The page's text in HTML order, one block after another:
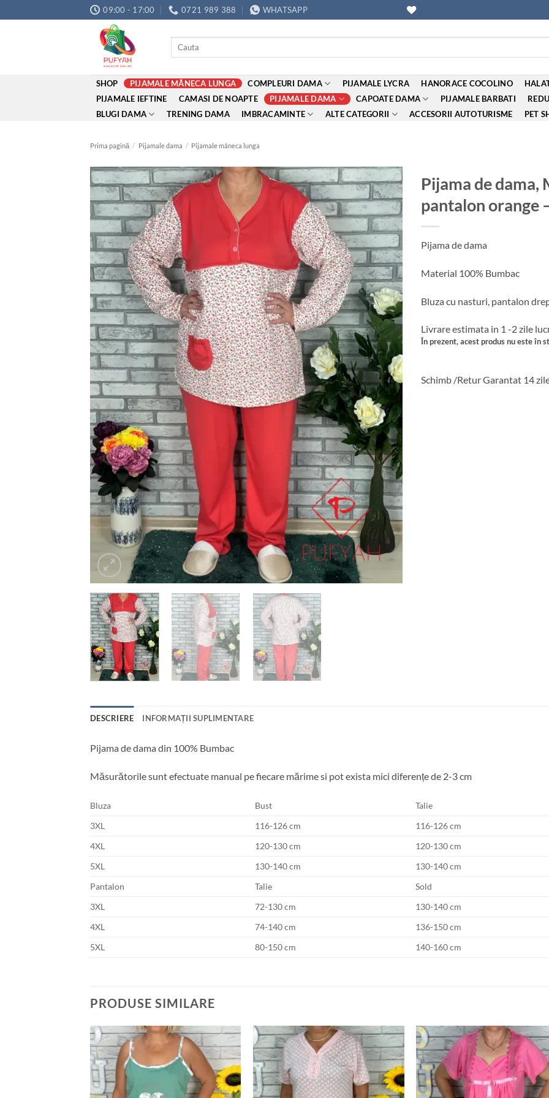
to
09:00 - 17:00 0721 989 388 WHATSAPP
Caută
SHOP PIJAMALE MÂNECA LUNGA COMPLEURI DAMA PIJAMALE LYCRA HANORACE COCOLINO
PIJAMALE IEFTINE
CAMASI DE NOAPTE PIJAMALE DAMA CAPOATE DAMA PIJAMALE BARBATI
BLUGI DAMA
TRENING DAMA IMBRACAMINTE ALTE CATEGORII ACCESORII AUTOTURISME PET
Prima pagină / Pijamale dama / Pijamale mâneca lunga
Adauga
la
favorite
Pijama de dama,
pantalon orange
Pijama de dama
Material 100% Bumbac
Bluza cu nasturi, pantalon
Livrare estimata in 1 -2 zile
În prezent, acest produs nu este în
Schimb /Retur Garantat 14
DESCRIERE INFORMAȚII SUPLIMENTARE
Pijama de dama din 100% Bumbac
Măsurătorile sunt efectuate manual pe fiecare mărime si pot exista mici diferențe de 2-3 cm
Bluza Bust Talie
3XL
116-126 cm 116-126 cm
4XL
120-130 cm 120-130 cm
5XL
130-140 cm 130-140 cm
Pantalon
Talie Sold
3XL
72-130 cm 130-140 cm
4XL
74-140 cm 136-150 cm
5XL
80-150 cm 140-160 cm
PRODUSE SIMILARE
Adauga
la
favorite
Adauga
favorite
la